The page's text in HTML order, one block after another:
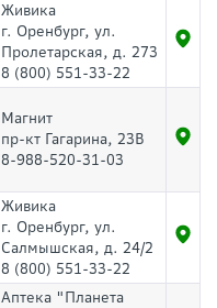
Живика
г. Оренбург, ул.
Пролетарская, д. 273
8 (800) 551-33-22
Магнит
пр-кт Гагарина, 23В
8-988-520-31-03
Живика
г. Оренбург, ул.
Салмышская, д. 24/2
8 (800) 551-33-22
Аптека "Планета